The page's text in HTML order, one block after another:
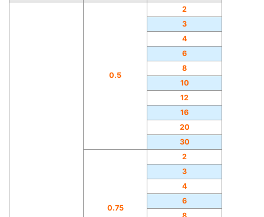
0.5
2
3
4
6
8
10
12
16
20
30
0.75
2
3
4
6